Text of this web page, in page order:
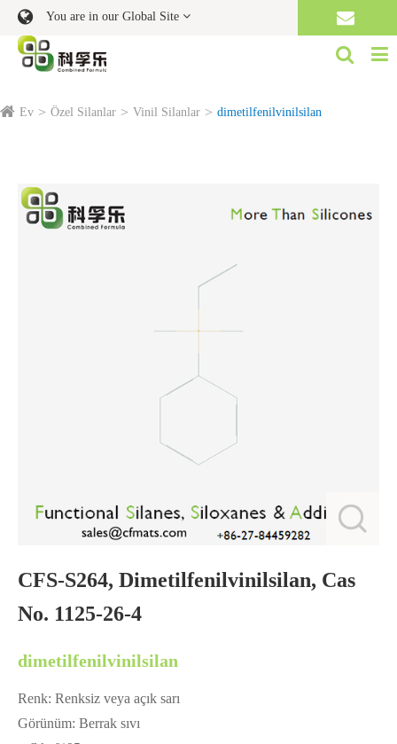
You are in our Global Site
Ev Özel Silanlar Vinil Silanlar dimetilfenilvinilsilan
CFS-S264, Dimetilfenilvinilsilan, Cas
No. 1125-26-4
dimetilfenilvinilsilan
Renk: Renksiz veya açık sarı
Görünüm: Berrak sıvı